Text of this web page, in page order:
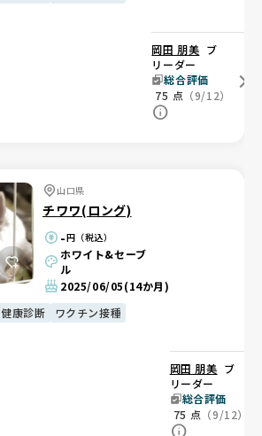
岡田 朋美 ブ
リーダー
総合評価
75 点 （9/12）
山口県
チワワ(ロング)
-円（税込）
ホワイト&セーブ
ル
2025/06/05(14か月)
健康診断
ワクチン接種
岡田 朋美 ブ
リーダー
総合評価
75 点 （9/12）